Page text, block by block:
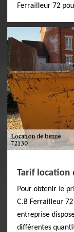
Ferrailleur 72
Tarif location
Pour obtenir le
C.B Ferrailleur
entreprise
différentes